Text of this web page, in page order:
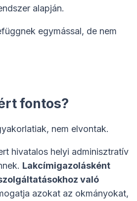
alapján.
egymással, de nem
fontos?
nem elvontak.
hivatalos helyi adminisztratív
Lakcímigazolásként
való
azokat az okmányokat,